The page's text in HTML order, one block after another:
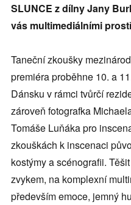
SLUNCE z dílny Jany
vás multimediálními
Taneční zkoušky
premiéra proběhne 10. a
Dánsku v rámci tvůrčí
zároveň fotografka
Tomáše Luňáka pro
zkouškách k inscenaci
kostýmy a scénografii.
zvykem, na komplexní
především emoce, jemný